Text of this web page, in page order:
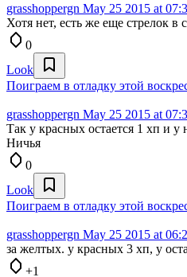
grasshoppergn May 25 2015 at
Хотя нет, есть же еще стрелок в
0
Look
Поиграем в отладку этой
grasshoppergn May 25 2015 at
Так у красных остается 1 хп и у
Ничья
0
Look
Поиграем в отладку этой
grasshoppergn May 25 2015 at
за желтых. у красных 3 хп, у
+1